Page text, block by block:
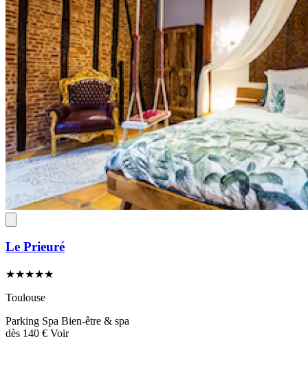
Le Prieuré
★★★★★
Toulouse
Parking Spa Bien-être & spa
dès 140 € Voir